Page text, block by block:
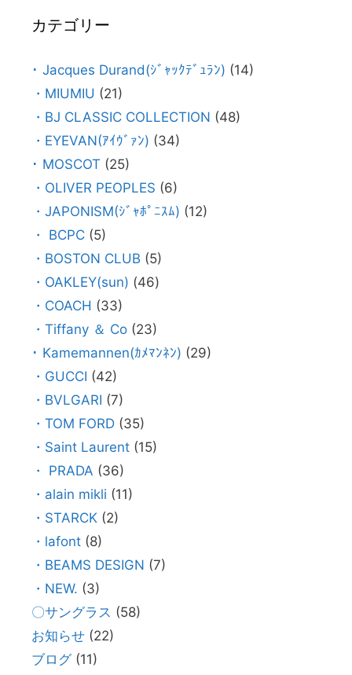
カテゴリー
･ Jacques Durand(ｼﾞｬｯｸﾃﾞｭﾗﾝ) (14)
・MIUMIU (21)
・BJ CLASSIC COLLECTION (48)
・EYEVAN(ｱｲｳﾞｧﾝ) (34)
･ MOSCOT (25)
・OLIVER PEOPLES (6)
・JAPONISM(ｼﾞｬﾎﾟﾆｽﾑ) (12)
・ BCPC (5)
・BOSTON CLUB (5)
・OAKLEY(sun) (46)
・COACH (33)
・Tiffany ＆ Co (23)
･ Kamemannen(ｶﾒﾏﾝﾈﾝ) (29)
・GUCCI (42)
・BVLGARI (7)
・TOM FORD (35)
・Saint Laurent (15)
・ PRADA (36)
・alain mikli (11)
・STARCK (2)
・lafont (8)
・BEAMS DESIGN (7)
・NEW. (3)
〇サングラス (58)
お知らせ (22)
ブログ(11)